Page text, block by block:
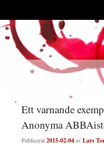
Ett varnande
Anonyma
Publicerat2015-02-04avLars